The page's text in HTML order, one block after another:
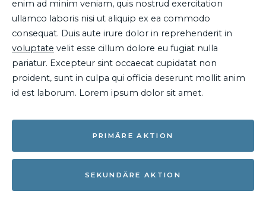
enim ad minim veniam, quis nostrud exercitation
ullamco laboris nisi ut aliquip ex ea commodo
consequat. Duis aute irure dolor in reprehenderit in
voluptate velit esse cillum dolore eu fugiat nulla
pariatur. Excepteur sint occaecat cupidatat non
proident, sunt in culpa qui officia deserunt mollit anim
id est laborum. Lorem ipsum dolor sit amet.
PRIMÄRE AKTION
SEKUNDÄRE AKTION